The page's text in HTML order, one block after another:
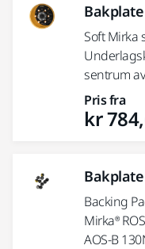
Soft Mirka
sentrum
Pris fra
kr
Backing
Mirka®
AOS-B